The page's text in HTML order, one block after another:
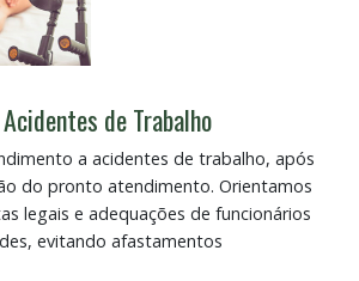
de Trabalho
a acidentes de trabalho, após
do pronto atendimento. Orientamos
legais e adequações de funcionários
evitando afastamentos